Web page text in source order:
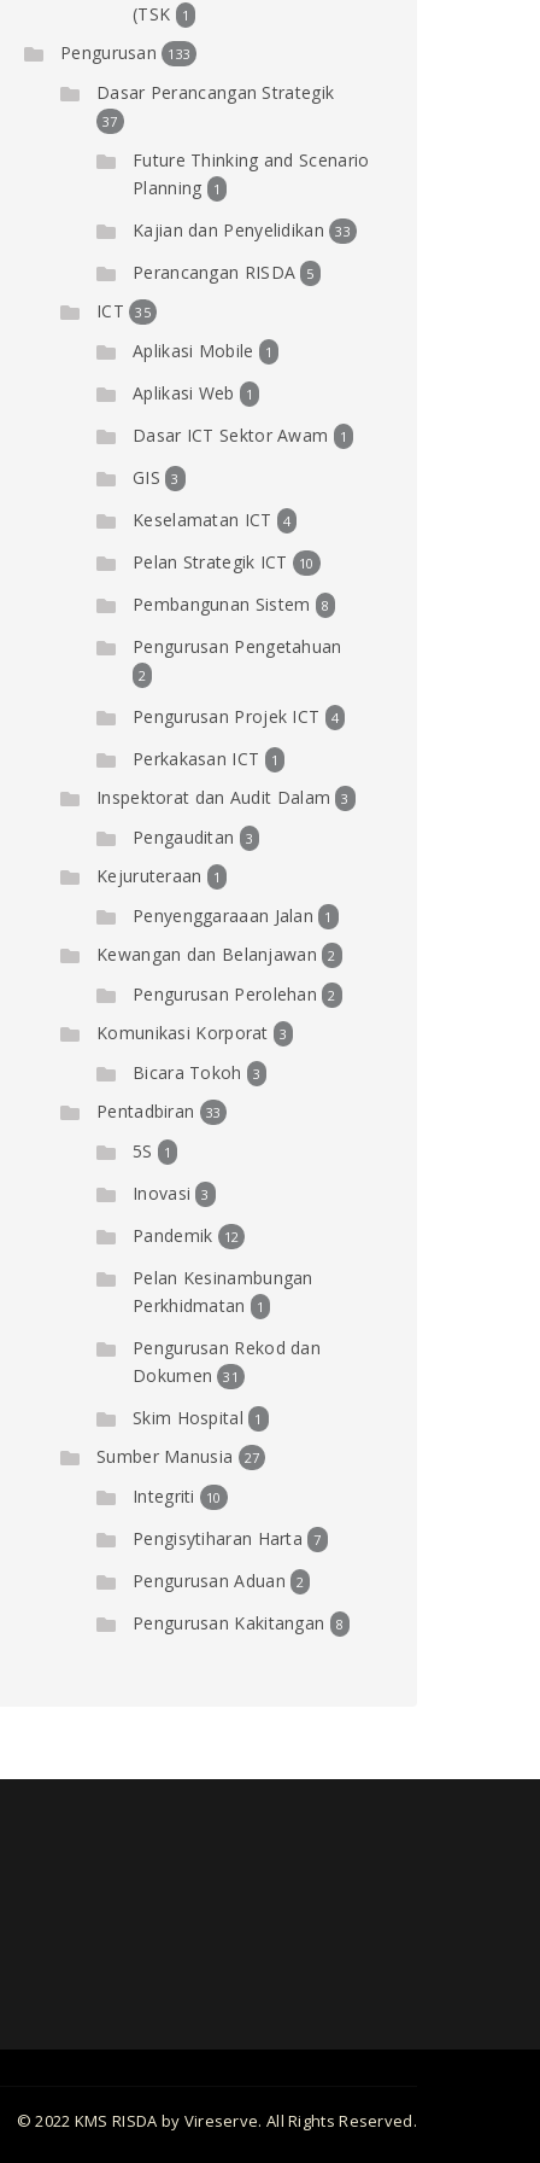
(TSK 1
Pengurusan 133
Dasar Perancangan Strategik
37
Future Thinking and Scenario
Planning
1
Kajian dan Penyelidikan 33
Perancangan RISDA 5
ICT 35
Aplikasi Mobile 1
Aplikasi Web 1
Dasar ICT Sektor Awam 1
GIS 3
Keselamatan ICT 4
Pelan Strategik ICT 10
Pembangunan Sistem 8
Pengurusan Pengetahuan
2
Pengurusan Projek ICT 4
Perkakasan ICT 1
Inspektorat dan Audit Dalam 3
Pengauditan 3
Kejuruteraan 1
Penyenggaraaan Jalan 1
Kewangan dan Belanjawan 2
Pengurusan Perolehan 2
Komunikasi Korporat 3
Bicara Tokoh 3
Pentadbiran 33
5S 1
Inovasi 3
Pandemik 12
Pelan Kesinambungan
Perkhidmatan
1
Pengurusan Rekod dan
Dokumen
31
Skim Hospital 1
Sumber Manusia 27
Integriti 10
Pengisytiharan Harta 7
Pengurusan Aduan 2
Pengurusan Kakitangan 8
© 2022 KMS RISDA by Vireserve. All Rights Reserved.